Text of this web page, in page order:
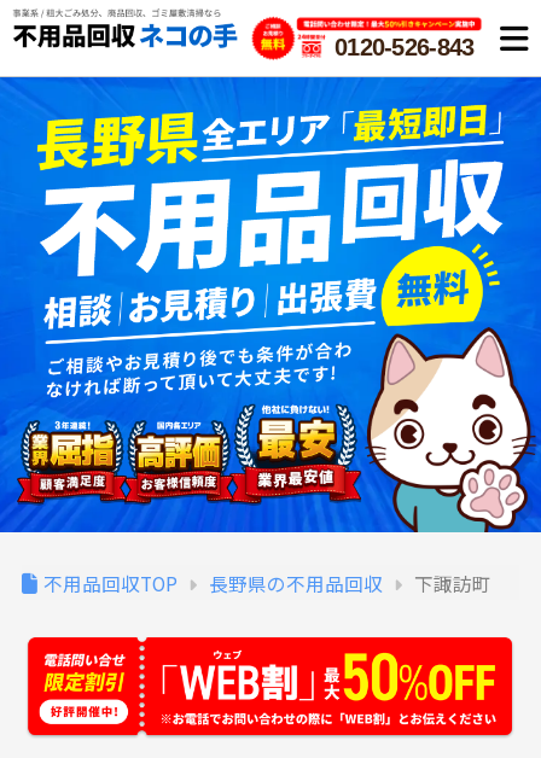
0120-526-843
不用品回収TOP 長野県の不用品回収 下諏訪町